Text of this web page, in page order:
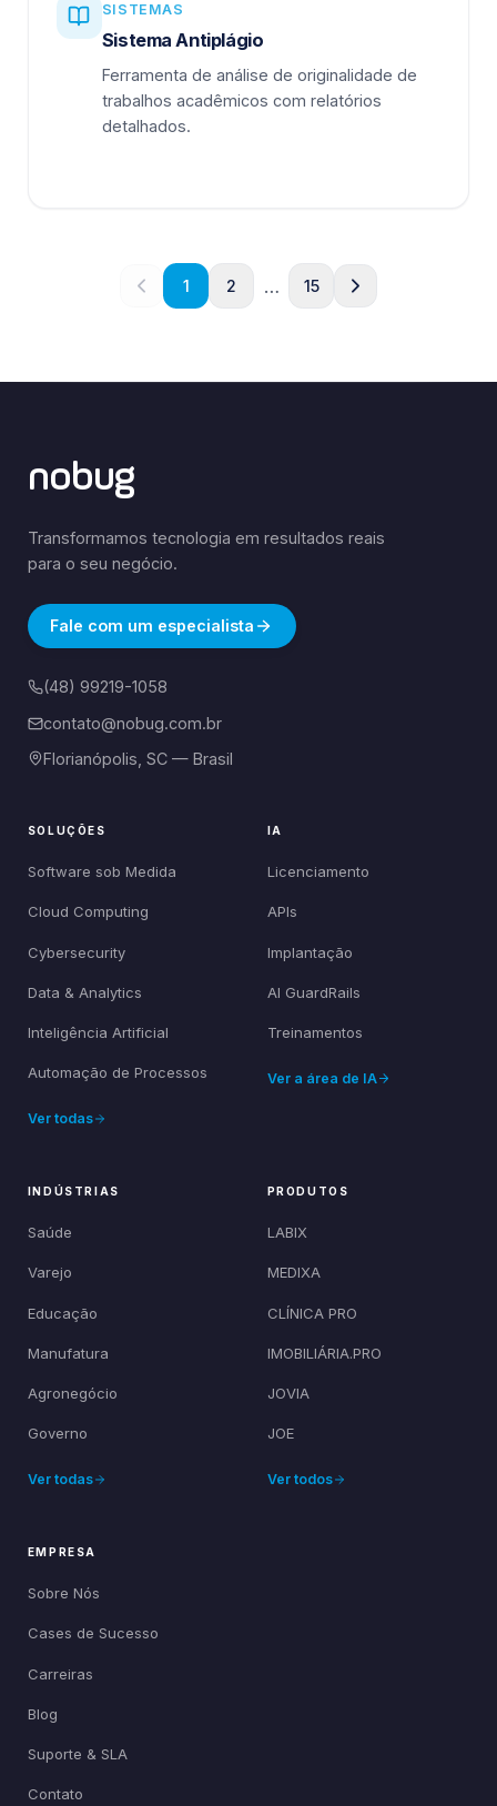
SISTEMAS
Sistema Antiplágio
Ferramenta de análise de originalidade de
trabalhos acadêmicos com relatórios
detalhados.
1 2 … 15
nobug
Transformamos tecnologia em resultados reais
para o seu negócio.
Fale com um especialista
(48) 99219-1058
contato@nobug.com.br
Florianópolis, SC — Brasil
SOLUÇÕES
Software sob Medida
Cloud Computing
Cybersecurity
Data & Analytics
Inteligência Artificial
Automação de Processos
Ver todas
IA
Licenciamento
APIs
Implantação
AI GuardRails
Treinamentos
Ver a área de IA
INDÚSTRIAS
Saúde
Varejo
Educação
Manufatura
Agronegócio
Governo
Ver todas
PRODUTOS
LABIX
MEDIXA
CLÍNICA PRO
IMOBILIÁRIA.PRO
JOVIA
JOE
Ver todos
EMPRESA
Sobre Nós
Cases de Sucesso
Carreiras
Blog
Suporte & SLA
Contato